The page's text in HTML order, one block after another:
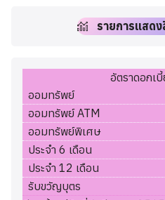
รายการแสด
อัตราดอกเ
ออมทรัพย์
ออมทรัพย์ ATM
ออมทรัพย์พิเศษ
ประจำ 6 เดือน
ประจำ 12 เดือน
รับขวัญบุตร